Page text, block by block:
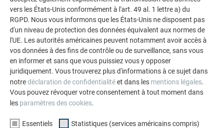
VOIR DAVANTAGE DE RÉFÉRENCES
vers les États-Unis conformément à l'art. 49 al. 1 lettre a) du
RGPD. Nous vous informons que les États-Unis ne disposent pas
d'un niveau de protection des données équivalent aux normes de
l'UE. Les autorités américaines peuvent notamment avoir accès à
vos données à des fins de contrôle ou de surveillance, sans vous
en informer et sans que vous puissiez vous y opposer
juridiquement. Vous trouverez plus d'informations à ce sujet dans
notredéclaration de confidentialitéet dans les mentions légales.
Vous pouvez révoquer votre consentement à tout moment dans
les paramètres des cookies.
Essentiels Statistiques (services américains compris)